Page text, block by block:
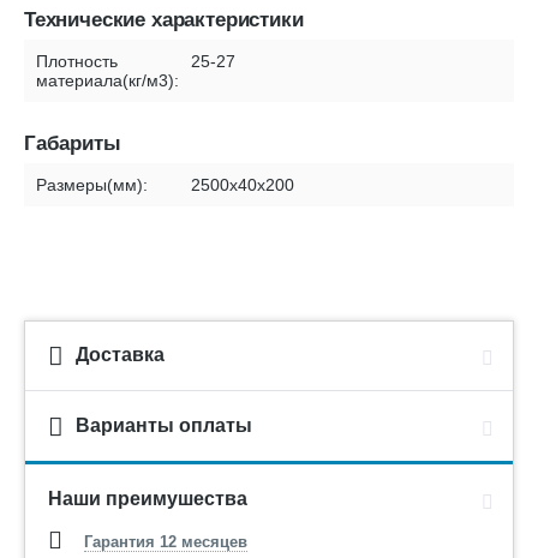
Технические характеристики
Плотность
материала(кг/м3):
25-27
Габариты
Размеры(мм): 2500х40х200
Доставка
Варианты оплаты
Наши преимушества
Гарантия 12 месяцев